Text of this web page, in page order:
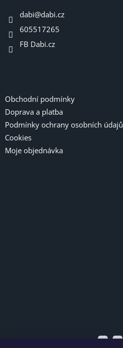
dabi@dabi.cz
605517265
FB Dabi.cz
Obchodní podmínky
Doprava a platba
Podmínky ochrany osobních údajů
Cookies
Moje objednávka